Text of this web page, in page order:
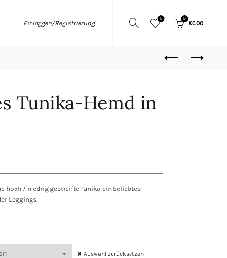
Einloggen/Registrierung
0 0
€0.00
Tunika-Hemd in
hoch / niedrig gestreifte Tunika ein beliebtes
Leggings.
Auswahl zurücksetzen